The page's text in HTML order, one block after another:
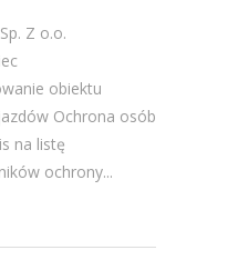
Z o.o.
obiektu
Ochrona osób
na listę
ochrony...